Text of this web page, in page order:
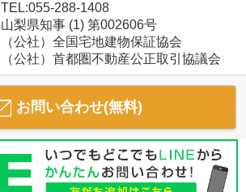
TEL:055-288-1408
山梨県知事 (1) 第002606号
（公社）全国宅地建物保証協会
（公社）首都圏不動産公正取引協議会
お問い合わせ(無料)